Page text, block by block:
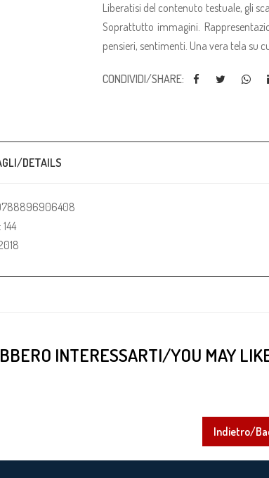
Liberatisi del contenuto testuale, gli
Soprattutto immagini.
pensieri, sentimenti. Una vera tela su
CONDIVIDI/SHARE:
DETAILS
INTERESSARTI/YOU MAY
Indietro/